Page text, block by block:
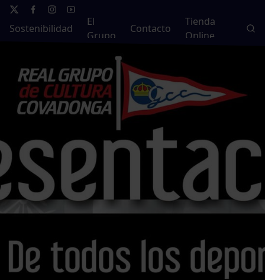
Sostenibilidad
El
Grupo
Contacto
Tienda
Online